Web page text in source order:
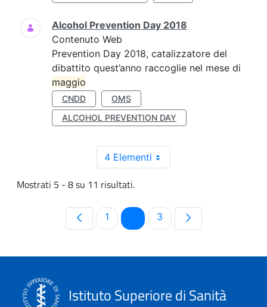
Alcohol Prevention Day 2018
Contenuto Web
Prevention Day 2018, catalizzatore del
dibattito quest’anno raccoglie nel mese di
maggio
CNDD
OMS
ALCOHOL PREVENTION DAY
4 Elementi
Mostrati 5 - 8 su 11 risultati.
Pagina
1 PaginaPagina
3
Istituto Superiore di Sanità